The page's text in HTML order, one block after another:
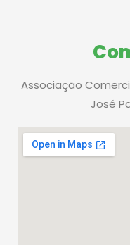
Associação
José